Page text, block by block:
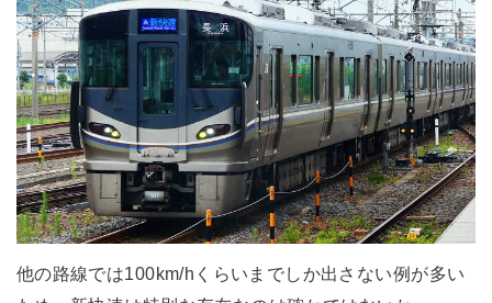
他の路線では100km/hくらいまでしか出さない例が多い